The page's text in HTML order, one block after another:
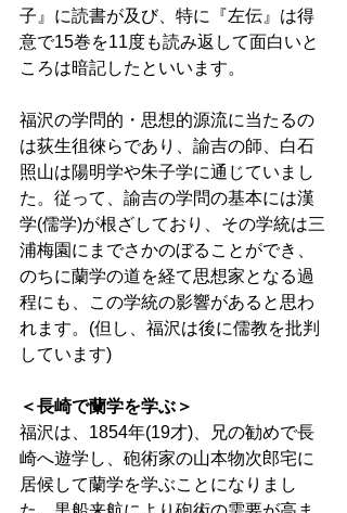
子』に読書が及び、特に『左伝』は得
意で15巻を11度も読み返して面白いと
ころは暗記したといいます。
福沢の学問的・思想的源流に当たるの
は荻生徂徠らであり、諭吉の師、白石
照山は陽明学や朱子学に通じていまし
た。従って、諭吉の学問の基本には漢
学(儒学)が根ざしており、その学統は三
浦梅園にまでさかのぼることができ、
のちに蘭学の道を経て思想家となる過
程にも、この学統の影響があると思わ
れます。(但し、福沢は後に儒教を批判
しています)
＜長崎で蘭学を学ぶ＞
福沢は、1854年(19才)、兄の勧めで長
崎へ遊学し、砲術家の山本物次郎宅に
居候して蘭学を学ぶことになりまし